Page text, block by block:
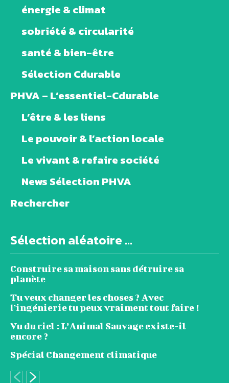
énergie & climat
sobriété & circularité
santé & bien-être
Sélection Cdurable
PHVA – L’essentiel-Cdurable
L’être & les liens
Le pouvoir & l’action locale
Le vivant & refaire société
News Sélection PHVA
Rechercher
Sélection aléatoire ...
Construire sa maison sans détruire sa
planète
Tu veux changer les choses ? Avec
l’ingénierie tu peux vraiment tout faire !
Vu du ciel : L’Animal Sauvage existe-il
encore ?
Spécial Changement climatique